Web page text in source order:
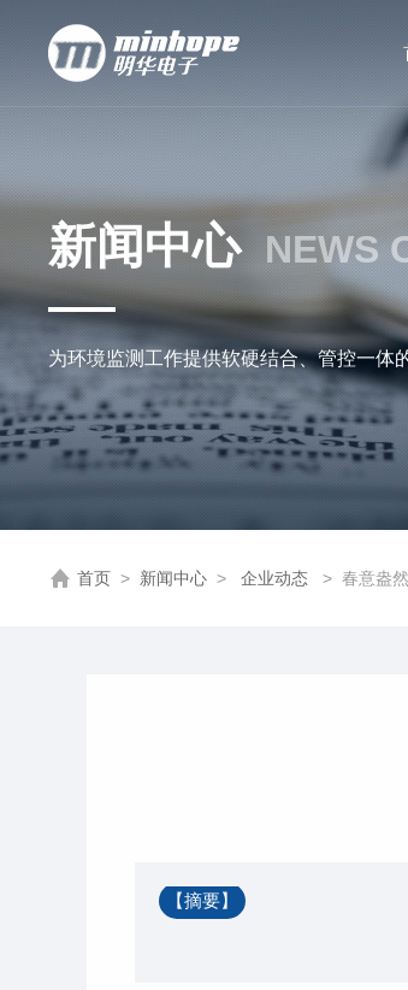
新闻中心 NEWS
为环境监测工作提供软硬结合、管控一体
首页 > 新闻中心 > 企业动态 > 春意盎
【摘要】